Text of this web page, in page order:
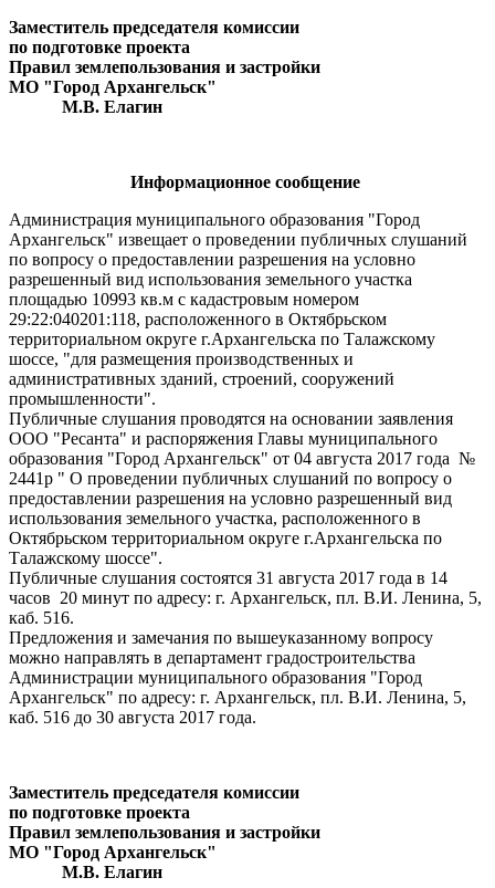
Заместитель председателя комиссии
по подготовке проекта
Правил землепользования и застройки
МО "Город Архангельск"
М.В. Елагин
Информационное сообщение
Администрация муниципального образования "Город
Архангельск" извещает о проведении публичных слушаний
по вопросу о предоставлении разрешения на условно
разрешенный вид использования земельного участка
площадью 10993 кв.м с кадастровым номером
29:22:040201:118, расположенного в Октябрьском
территориальном округе г.Архангельска по Талажскому
шоссе, "для размещения производственных и
административных зданий, строений, сооружений
промышленности".
Публичные слушания проводятся на основании заявления
ООО "Ресанта" и распоряжения Главы муниципального
образования "Город Архангельск" от 04 августа 2017 года №
2441р " О проведении публичных слушаний по вопросу о
предоставлении разрешения на условно разрешенный вид
использования земельного участка, расположенного в
Октябрьском территориальном округе г.Архангельска по
Талажскому шоссе".
Публичные слушания состоятся 31 августа 2017 года в 14
часов 20 минут по адресу: г. Архангельск, пл. В.И. Ленина, 5,
каб. 516.
Предложения и замечания по вышеуказанному вопросу
можно направлять в департамент градостроительства
Администрации муниципального образования "Город
Архангельск" по адресу: г. Архангельск, пл. В.И. Ленина, 5,
каб. 516 до 30 августа 2017 года.
Заместитель председателя комиссии
по подготовке проекта
Правил землепользования и застройки
МО "Город Архангельск"
М.В. Елагин